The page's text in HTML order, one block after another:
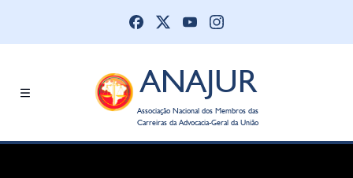
ANAJUR
Associação Nacional dos Membros das
Carreiras da Advocacia-Geral da União